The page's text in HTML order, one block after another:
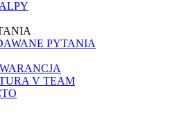
PYTANIA
V TEAM